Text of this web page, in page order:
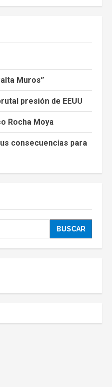
Muros”
presión de EEUU
Rocha Moya
consecuencias para